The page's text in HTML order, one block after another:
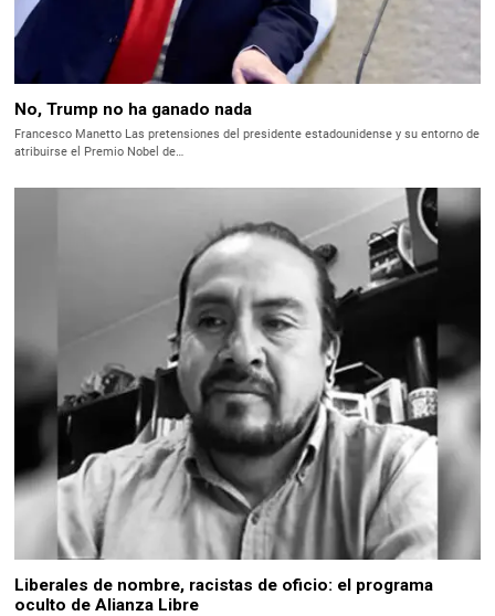
No, Trump no ha ganado nada
Francesco Manetto Las pretensiones del presidente estadounidense y su entorno de
atribuirse el Premio Nobel de…
Liberales de nombre, racistas de oficio: el programa
oculto de Alianza Libre